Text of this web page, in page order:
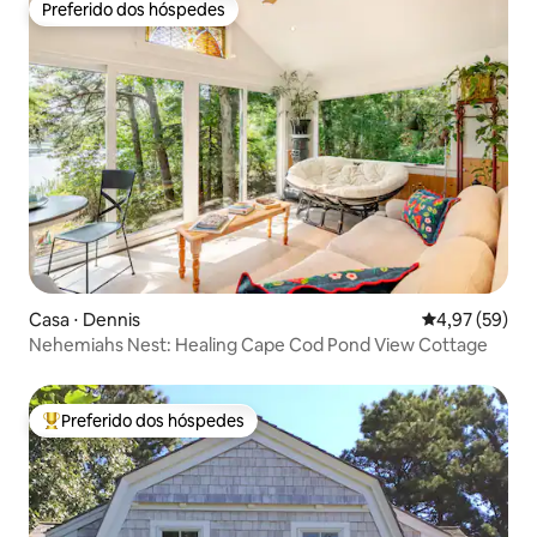
Preferido dos hóspedes
Preferido dos hóspedes
Casa ⋅ Dennis 4,97 de uma
4,97 (59)
Nehemiahs Nest: Healing Cape Cod Pond View Cottage
Entre os melhores preferidos dos hóspedes
Preferido dos hóspedes